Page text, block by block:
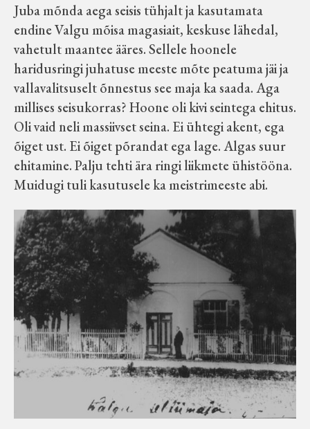
Juba mõnda aega seisis tühjalt ja kasutamata
endine Valgu mõisa magasiait, keskuse lähedal,
vahetult maantee ääres. Sellele hoonele
haridusringi juhatuse meeste mõte peatuma jäi ja
vallavalitsuselt õnnestus see maja ka saada. Aga
millises seisukorras? Hoone oli kivi seintega ehitus.
Oli vaid neli massiivset seina. Ei ühtegi akent, ega
õiget ust. Ei õiget põrandat ega lage. Algas suur
ehitamine. Palju tehti ära ringi liikmete ühistööna.
Muidugi tuli kasutusele ka meistrimeeste abi.